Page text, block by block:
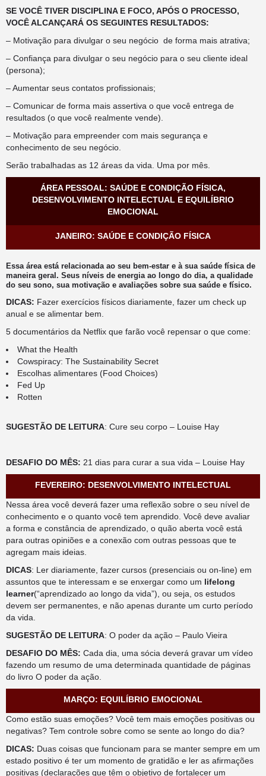
SE VOCÊ TIVER DISCIPLINA E FOCO, APÓS O PROCESSO,
VOCÊ ALCANÇARÁ OS SEGUINTES RESULTADOS:
– Motivação para divulgar o seu negócio de forma mais atrativa;
– Confiança para divulgar o seu negócio para o seu cliente ideal
(persona);
– Aumentar seus contatos profissionais;
– Comunicar de forma mais assertiva o que você entrega de
resultados (o que você realmente vende).
– Motivação para empreender com mais segurança e
conhecimento de seu negócio.
Serão trabalhadas as 12 áreas da vida. Uma por mês.
ÁREA PESSOAL: SAÚDE E CONDIÇÃO FÍSICA,
DESENVOLVIMENTO INTELECTUAL E EQUILÍBRIO
EMOCIONAL
JANEIRO: SAÚDE E CONDIÇÃO FÍSICA
Essa área está relacionada ao seu bem-estar e à sua saúde física de
maneira geral. Seus níveis de energia ao longo do dia, a qualidade
do seu sono, sua motivação e avaliações sobre sua saúde e físico.
DICAS: Fazer exercícios físicos diariamente, fazer um check up
anual e se alimentar bem.
5 documentários da Netflix que farão você repensar o que come:
What the Health
Cowspiracy: The Sustainability Secret
Escolhas alimentares (Food Choices)
Fed Up
Rotten
SUGESTÃO DE LEITURA: Cure seu corpo – Louise Hay
DESAFIO DO MÊS: 21 dias para curar a sua vida – Louise Hay
FEVEREIRO: DESENVOLVIMENTO INTELECTUAL
Nessa área você deverá fazer uma reflexão sobre o seu nível de
conhecimento e o quanto você tem aprendido. Você deve avaliar
a forma e constância de aprendizado, o quão aberta você está
para outras opiniões e a conexão com outras pessoas que te
agregam mais ideias.
DICAS: Ler diariamente, fazer cursos (presenciais ou on-line) em
assuntos que te interessam e se enxergar como um lifelong
learner(“aprendizado ao longo da vida”), ou seja, os estudos
devem ser permanentes, e não apenas durante um curto período
da vida.
SUGESTÃO DE LEITURA: O poder da ação – Paulo Vieira
DESAFIO DO MÊS: Cada dia, uma sócia deverá gravar um vídeo
fazendo um resumo de uma determinada quantidade de páginas
do livro O poder da ação.
MARÇO: EQUILÍBRIO EMOCIONAL
Como estão suas emoções? Você tem mais emoções positivas ou
negativas? Tem controle sobre como se sente ao longo do dia?
DICAS: Duas coisas que funcionam para se manter sempre em um
estado positivo é ter um momento de gratidão e ler as afirmações
positivas (declarações que têm o objetivo de fortalecer um